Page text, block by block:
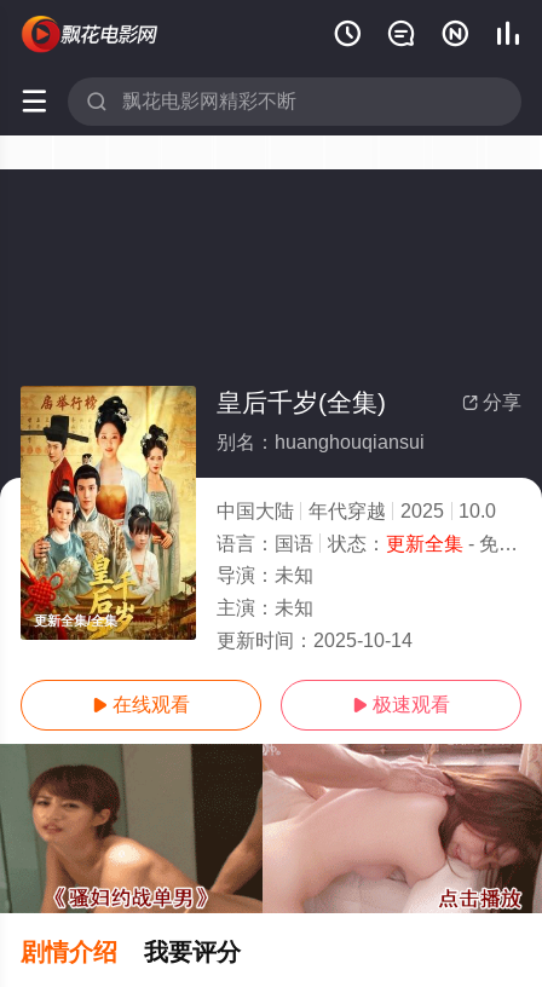
   
 
更新全集/全集
 分享
皇后千岁(全集)
别名：huanghouqiansui
中国大陆 年代穿越 2025
10.0
语言： 国语 状态： 更新全集- 免费在线观看
导演： 未知
主演： 未知
更新时间： 2025-10-14
 在线观看  极速观看
剧情介绍 我要评分